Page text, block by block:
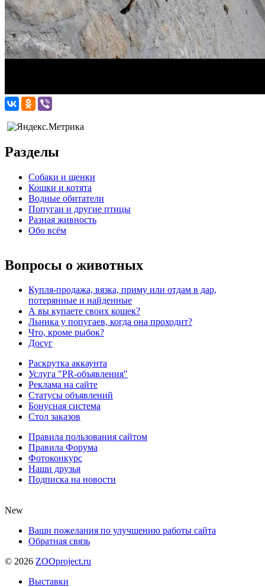
Разделы
Собаки и щенки
Кошки и котята
Водные обитатели
Попугаи и другие птицы
Разная живность
Обо всём
Вопросы о животных
Купля-продажа, вязка, приму или отдам в дар,
потерянные и найденные
А вы купаете своих кошек?
Льника у попугаев, когда она проходит?
Что, кроме рыбок?
Досуг
Раскрутка аккаунта
Услуга "PR-объявления"
Реклама на сайте
Статусы объявлений
Бонусная система
Стол заказов
Правила пользования сайтом
Правила Форума
Фотоконкурс
Наши друзья
Подписка на новости
New
Ваши пожелания по улучшению работы сайта
Обратная связь
© 2026 ZOOproject.ru
Выставки